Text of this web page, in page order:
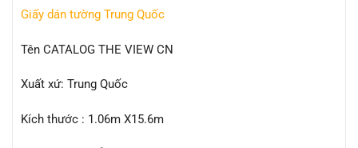
Giấy dán tường Trung Quốc
Tên CATALOG THE VIEW CN
Xuất xứ: Trung Quốc
Kích thước : 1.06m X15.6m